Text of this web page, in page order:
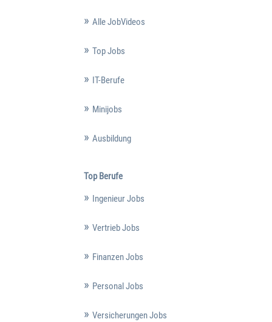
Alle JobVideos
Top Jobs
IT-Berufe
Minijobs
Ausbildung
Top Berufe
Ingenieur Jobs
Vertrieb Jobs
Finanzen Jobs
Personal Jobs
Versicherungen Jobs